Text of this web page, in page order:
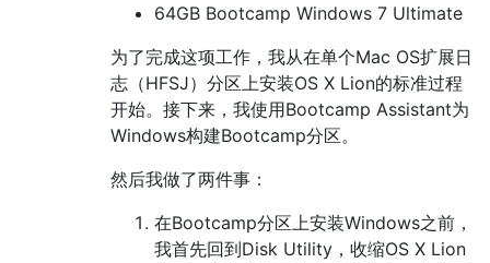
64GB Bootcamp Windows 7 Ultimate
为了完成这项工作，我从在单个Mac OS扩展日
志（HFSJ）分区上安装OS X Lion的标准过程
开始。接下来，我使用Bootcamp Assistant为
Windows构建Bootcamp分区。
然后我做了两件事：
在Bootcamp分区上安装Windows之前，
我首先回到Disk Utility，收缩OS X Lion